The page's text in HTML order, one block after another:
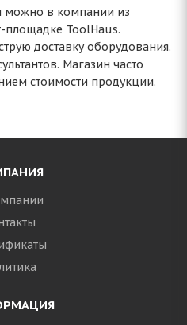
можно в компании из
площадке ToolHaus.
доставку оборудования.
Магазин часто
стоимости продукции.